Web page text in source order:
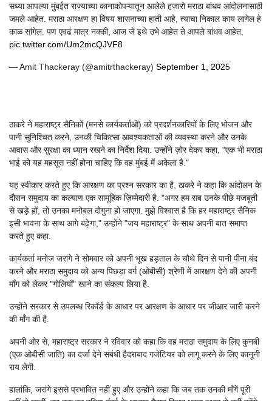
सध्या आपल्या मुंबईत राज्याच्या कानाकोपऱ्यातून आलेले हजारो मराठा बांधव आंदोलनासाठी
जमले आहेत. मराठा आरक्षण हा विषय शासनाच्या हाती आहे, त्याचा निकाल काय लागेल हे
काळ सांगेल. पण एवढं मात्र नक्की, आज जे इथे उभे आहेत ते आपले बांधव आहेत.
pic.twitter.com/Um2mcQJVF8
— Amit Thackeray (@amitrthackeray) September 1, 2025
ठाकरे ने महाराष्ट्र सैनिकों (मनसे कार्यकर्ताओं) को प्रदर्शनकारियों के लिए भोजन और
पानी सुनिश्चित करने, उनकी चिकित्सा आवश्यकताओं की व्यवस्था करने और उनके
आवास और सुरक्षा का ध्यान रखने का निर्देश दिया. उन्होंने ज़ोर देकर कहा, "एक भी मराठा
भाई को यह महसूस नहीं होना चाहिए कि वह मुंबई में अकेला है."
यह स्वीकार करते हुए कि आरक्षण का प्रश्न सरकार का है, ठाकरे ने कहा कि आंदोलन के
दौरान समुदाय का कल्याण एक सामूहिक ज़िम्मेदारी है. "अगर हम सब उनके पीछे मजबूती
से खड़े हों, तो उनका मनोबल दोगुना हो जाएगा. मुझे विश्वास है कि हर महाराष्ट्र सैनिक
इसी भावना के साथ आगे बढ़ेगा," उन्होंने "जय महाराष्ट्र" के साथ अपनी बात समाप्त
करते हुए कहा.
कार्यकर्ता मनोज जरांगे ने सोमवार को अपनी भूख हड़ताल के चौथे दिन से पानी पीना बंद
करने और मराठा समुदाय को अन्य पिछड़ा वर्ग (ओबीसी) श्रेणी में आरक्षण देने की अपनी
माँग को लेकर "गोलियाँ" खाने का संकल्प लिया है.
उन्होंने सरकार से उपलब्ध रिकॉर्ड के आधार पर आरक्षण के आधार पर जीआर जारी करने
की माँग की है.
अपनी ओर से, महाराष्ट्र सरकार ने रविवार को कहा कि वह मराठा समुदाय के लिए कुनबी
(एक ओबीसी जाति) का दर्जा देने संबंधी हैदराबाद गजेटियर को लागू करने के लिए कानूनी
राय लेगी.
हालांकि, जरांगे इससे प्रभावित नहीं हुए और उन्होंने कहा कि जब तक उनकी माँगें पूरी